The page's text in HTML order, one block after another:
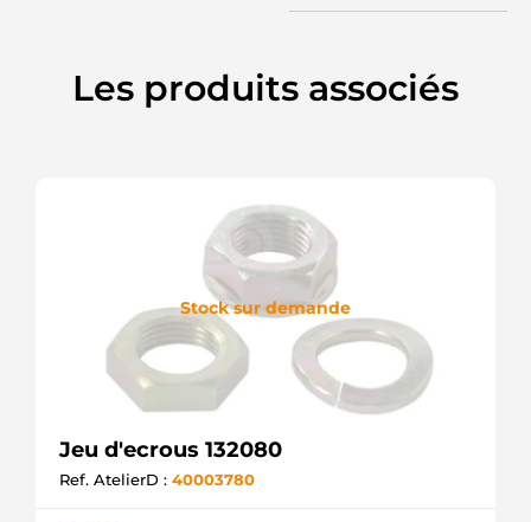
Les produits associés
Stock sur demande
Jeu d'ecrous 132080
Ref. AtelierD : 40003780